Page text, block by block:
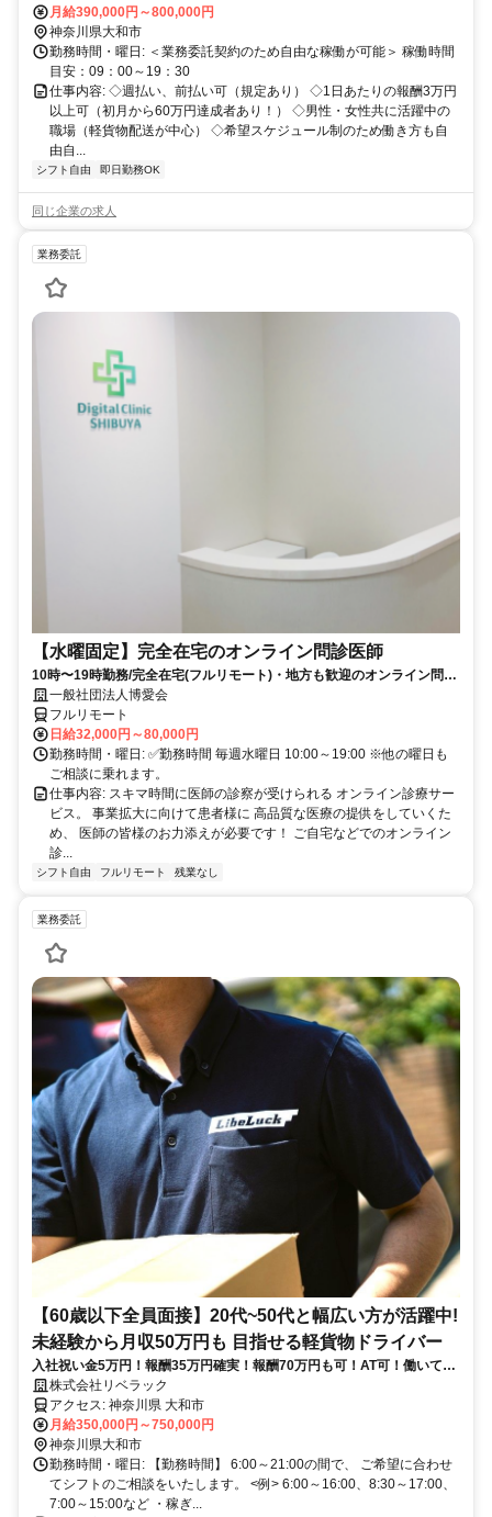
月給390,000円～800,000円
神奈川県大和市
勤務時間・曜日: ＜業務委託契約のため自由な稼働が可能＞ 稼働時間
目安：09：00～19：30
仕事内容: ◇週払い、前払い可（規定あり） ◇1日あたりの報酬3万円
以上可（初月から60万円達成者あり！） ◇男性・女性共に活躍中の
職場（軽貨物配送が中心） ◇希望スケジュール制のため働き方も自
由自...
シフト自由 即日勤務OK
同じ企業の求人
業務委託
【水曜固定】完全在宅のオンライン問診医師
10時〜19時勤務/完全在宅(フルリモート)・地方も歓迎のオンライン問診
業務一般社団法人博愛会
フルリモート
日給32,000円～80,000円
勤務時間・曜日: ✅勤務時間 毎週水曜日 10:00～19:00 ※他の曜日も
ご相談に乗れます。
仕事内容: スキマ時間に医師の診察が受けられる オンライン診療サー
ビス。 事業拡大に向けて患者様に 高品質な医療の提供をしていくた
め、 医師の皆様のお力添えが必要です！ ご自宅などでのオンライン
診...
シフト自由 フルリモート 残業なし
業務委託
【60歳以下全員面接】20代~50代と幅広い方が活躍中!
未経験から月収50万円も 目指せる軽貨物ドライバー
入社祝い金5万円！報酬35万円確実！報酬70万円も可！AT可！働いてい
る人8割が未経験スタート・車がなくても心配なし・シフト自由・週払
い相談可能・女性も大活躍中！ドライバー専用生命保険への無料相談も
可！
株式会社リベラック
アクセス: 神奈川県 大和市
月給350,000円～750,000円
神奈川県大和市
勤務時間・曜日: 【勤務時間】 6:00～21:00の間で、 ご希望に合わせ
てシフトのご相談をいたします。 <例> 6:00～16:00、8:30～17:00、
7:00～15:00など ・稼ぎ...